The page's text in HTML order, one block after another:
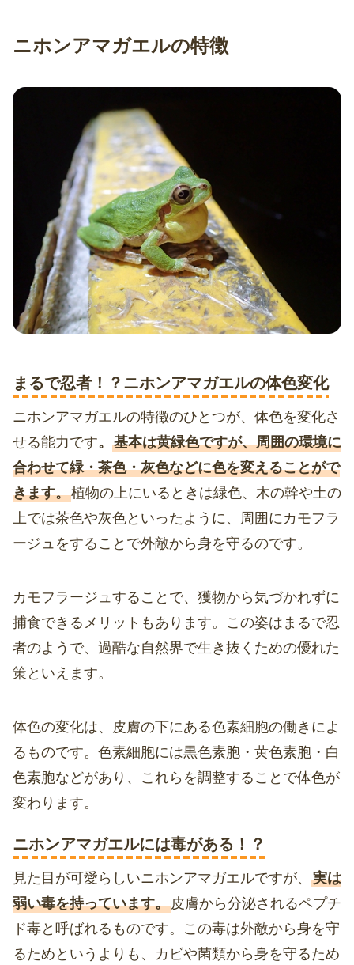
ニホンアマガエルの特徴
まるで忍者！？ニホンアマガエルの体色変化
ニホンアマガエルの特徴のひとつが、体色を変化さ
せる能力です。 基本は黄緑色ですが、周囲の環境に
合わせて緑・茶色・灰色などに色を変えることがで
きます。植物の上にいるときは緑色、木の幹や土の
上では茶色や灰色といったように、周囲にカモフラ
ージュをすることで外敵から身を守るのです。
カモフラージュすることで、獲物から気づかれずに
捕食できるメリットもあります。この姿はまるで忍
者のようで、過酷な自然界で生き抜くための優れた
策といえます。
体色の変化は、皮膚の下にある色素細胞の働きによ
るものです。色素細胞には黒色素胞・黄色素胞・白
色素胞などがあり、これらを調整することで体色が
変わります。
ニホンアマガエルには毒がある！？
見た目が可愛らしいニホンアマガエルですが、 実は
弱い毒を持っています。 皮膚から分泌されるペプチ
ド毒と呼ばれるものです。この毒は外敵から身を守
るためというよりも、カビや菌類から身を守るため